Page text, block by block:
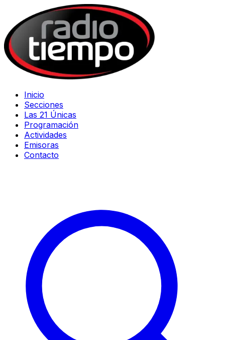
Inicio
Secciones
Las 21 Únicas
Programación
Actividades
Emisoras
Contacto